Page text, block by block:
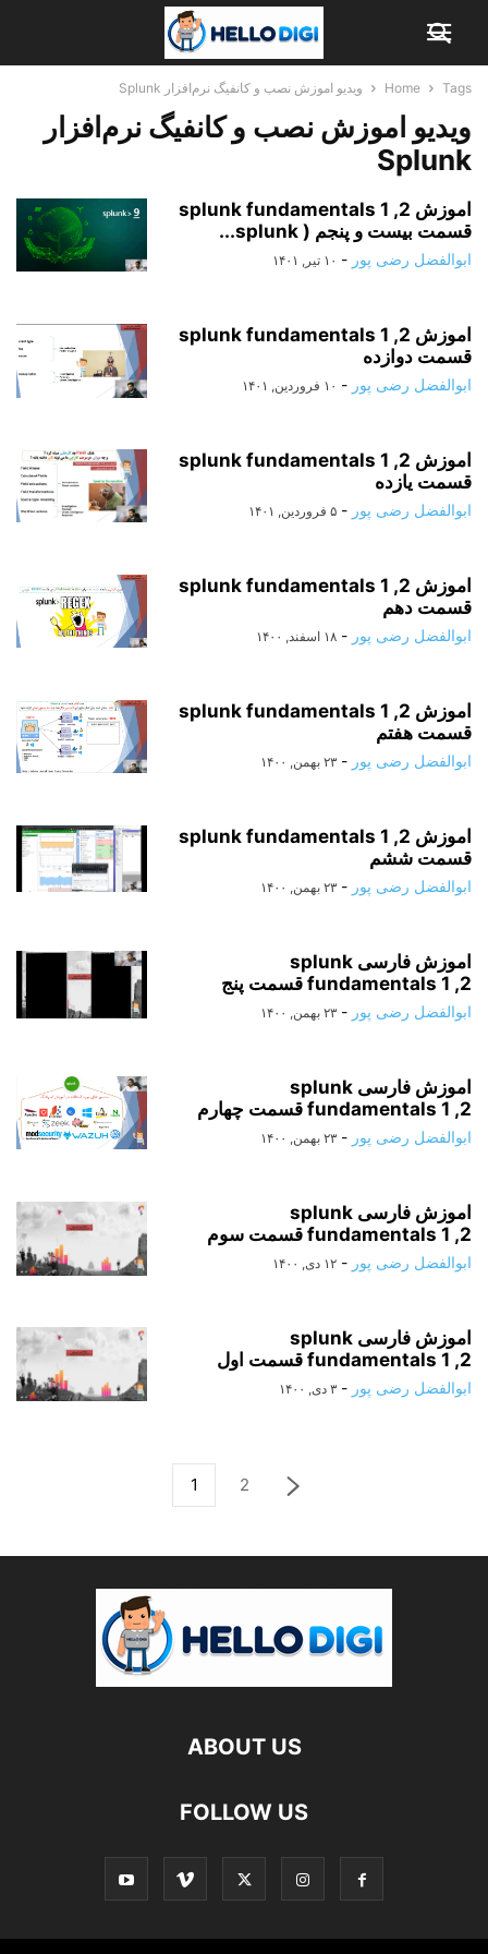
Home Tags ویدیو اموزش نصب و کانفیگ نرم‌افزار Splunk
ویدیو اموزش نصب و کانفیگ نرم‌افزار
Splunk
اموزش splunk fundamentals 1 ,2
قسمت بیست و پنجم ( splunk...
ابوالفضل رضی پور - ۱۰ تیر, ۱۴۰۱
اموزش splunk fundamentals 1 ,2
قسمت دوازده
ابوالفضل رضی پور - ۱۰ فروردین, ۱۴۰۱
اموزش splunk fundamentals 1 ,2
قسمت یازده
ابوالفضل رضی پور - ۵ فروردین, ۱۴۰۱
اموزش splunk fundamentals 1 ,2
قسمت دهم
ابوالفضل رضی پور - ۱۸ اسفند, ۱۴۰۰
اموزش splunk fundamentals 1 ,2
قسمت هفتم
ابوالفضل رضی پور - ۲۳ بهمن, ۱۴۰۰
اموزش splunk fundamentals 1 ,2
قسمت ششم
ابوالفضل رضی پور - ۲۳ بهمن, ۱۴۰۰
اموزش فارسی splunk
fundamentals 1 ,2 قسمت پنج
ابوالفضل رضی پور - ۲۳ بهمن, ۱۴۰۰
اموزش فارسی splunk
fundamentals 1 ,2 قسمت چهارم
ابوالفضل رضی پور - ۲۳ بهمن, ۱۴۰۰
اموزش فارسی splunk
fundamentals 1 ,2 قسمت سوم
ابوالفضل رضی پور - ۱۲ دی, ۱۴۰۰
اموزش فارسی splunk
fundamentals 1 ,2 قسمت اول
ابوالفضل رضی پور - ۳ دی, ۱۴۰۰
1 2
ABOUT US
FOLLOW US